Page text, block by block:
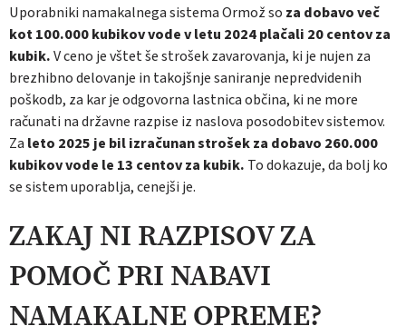
Uporabniki namakalnega sistema Ormož so za dobavo več
kot 100.000 kubikov vode v le­tu 2024 plačali 20 centov za
kubik.V ceno je vštet še strošek zavarovanja, ki je nujen za
brezhibno delovanje in takojšnje saniranje ne­predvidenih
poškodb, za kar je odgovorna las­tnica občina, ki ne more
računati na državne razpise iz naslova posodobitev sistemov.
Za le­to 2025 je bil izračunan strošek za dobavo 260.000
kubikov vode le 13 centov za kubik. To dokazuje, da bolj ko
se sistem uporablja, cenejši je.
ZAKAJ NI RAZPISOV ZA
POMOČ PRI NABAVI
NAMAKALNE OPREME?